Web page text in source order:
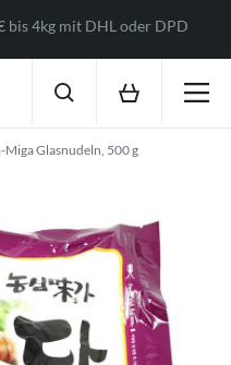
bis 4kg mit DHL oder DPD
Miga Glasnudeln, 500 g